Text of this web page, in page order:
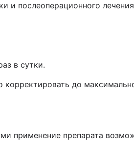
и послеоперационного лечения
в сутки.
до
применение препарата